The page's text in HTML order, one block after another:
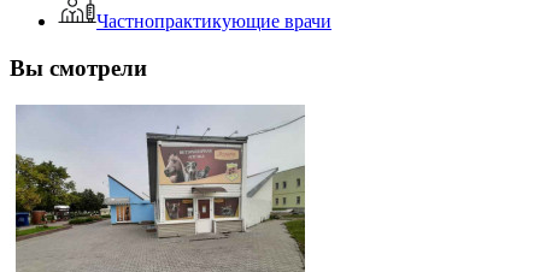
Частнопрактикующие врачи
Вы смотрели